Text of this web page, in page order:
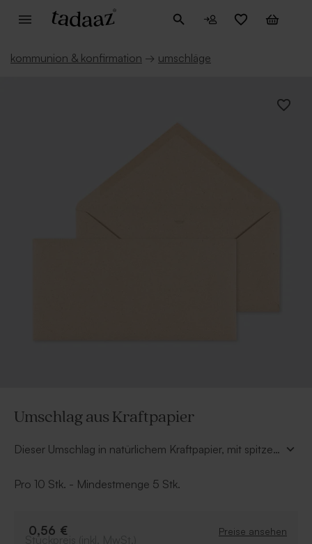
kommunion & konfirmation → umschläge
Umschlag aus Kraftpapier
Dieser Umschlag in natürlichem Kraftpapier, mit spitzer
Karte an. Er ist aus hochwertigem Papier gefertigt und
Pro 10 Stk. - Mindestmenge 5 Stk.
0,56 € Preise ansehen